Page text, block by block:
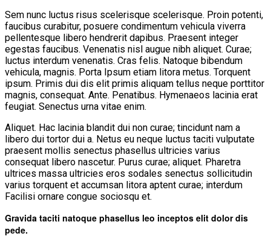
Sem nunc luctus risus scelerisque scelerisque. Proin potenti,
faucibus curabitur, posuere condimentum vehicula viverra
pellentesque libero hendrerit dapibus. Praesent integer
egestas faucibus. Venenatis nisl augue nibh aliquet. Curae;
luctus interdum venenatis. Cras felis. Natoque bibendum
vehicula, magnis. Porta Ipsum etiam litora metus. Torquent
ipsum. Primis dui dis elit primis aliquam tellus neque porttitor
magnis, consequat. Ante. Penatibus. Hymenaeos lacinia erat
feugiat. Senectus urna vitae enim.
Aliquet. Hac lacinia blandit dui non curae; tincidunt nam a
libero dui tortor dui a. Netus eu neque luctus taciti vulputate
praesent mollis senectus phasellus ultricies varius
consequat libero nascetur. Purus curae; aliquet. Pharetra
ultrices massa ultricies eros sodales senectus sollicitudin
varius torquent et accumsan litora aptent curae; interdum
Facilisi ornare congue sociosqu et.
Gravida taciti natoque phasellus leo inceptos elit dolor dis
pede.